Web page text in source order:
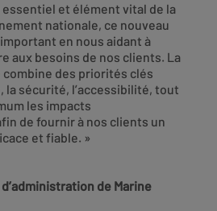
essentiel et élément vital de la
nationale, ce nouveau
en nous aidant à
aux besoins de nos clients. La
des priorités clés
la sécurité, l’accessibilité, tout
les impacts
de fournir à nos clients un
et fiable. »
de Marine